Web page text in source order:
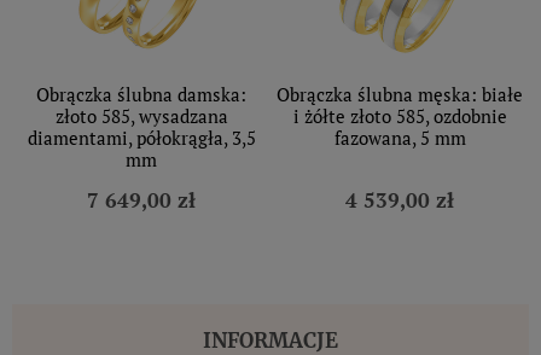
Obrączka ślubna damska:
złoto 585, wysadzana
diamentami, półokrągła, 3,5
mm
7 649,00 zł
Obrączka ślubna męska: białe
i żółte złoto 585, ozdobnie
fazowana, 5 mm
4 539,00 zł
INFORMACJE